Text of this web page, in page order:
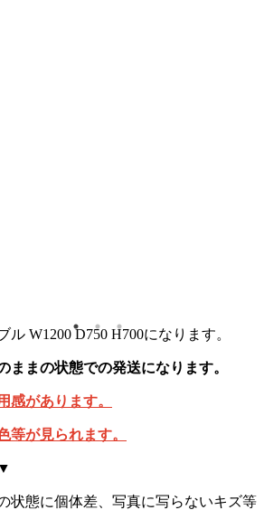
ル W1200 D750 H700になります。
ままの状態での発送になります。
があります。
が見られます。
▼
状態に個体差、写真に写らないキズ等